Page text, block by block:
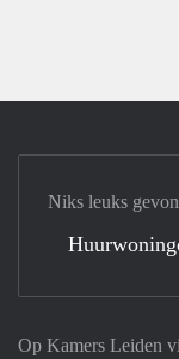
Op Kamers Leiden
Niks leuks